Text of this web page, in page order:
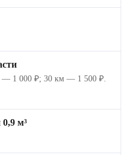
1 000 ₽; 30 км — 1 500 ₽.
0,9 м³